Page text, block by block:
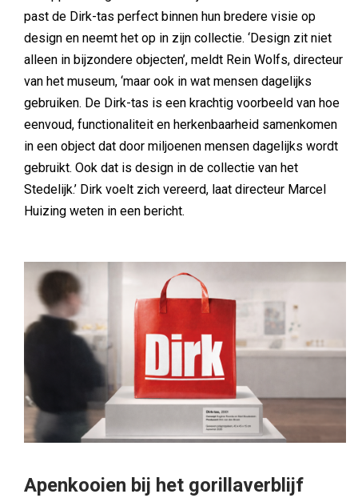
past de Dirk-tas perfect binnen hun bredere visie op
design en neemt het op in zijn collectie. ‘Design zit niet
alleen in bijzondere objecten’, meldt Rein Wolfs, directeur
van het museum, ‘maar ook in wat mensen dagelijks
gebruiken. De Dirk-tas is een krachtig voorbeeld van hoe
eenvoud, functionaliteit en herkenbaarheid samenkomen
in een object dat door miljoenen mensen dagelijks wordt
gebruikt. Ook dat is design in de collectie van het
Stedelijk.’ Dirk voelt zich vereerd, laat directeur Marcel
Huizing weten in een bericht.
Apenkooien bij het gorillaverblijf